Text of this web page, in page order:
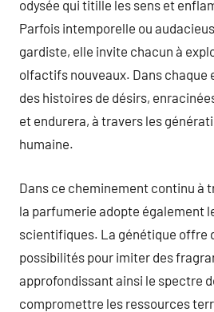
odysée qui titille les sens et
Parfois intemporelle ou
gardiste, elle invite chacun à
olfactifs nouveaux. Dans chaque
des histoires de désirs,
et endurera, à travers les
humaine.
Dans ce cheminement continu à
la parfumerie adopte également
scientifiques. La génétique offre
possibilités pour imiter des
approfondissant ainsi le spectre
compromettre les ressources